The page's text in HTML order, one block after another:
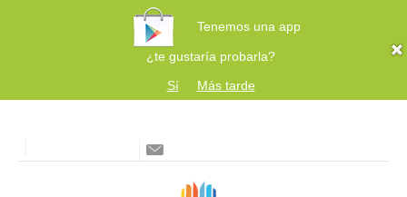
Tenemos una app
¿te gustaría probarla?
Sí
Más tarde